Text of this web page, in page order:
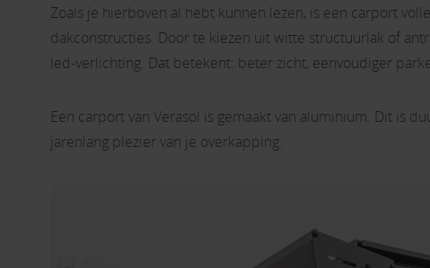
Zoals je hierboven al hebt kunnen lezen, is een carport
dakconstructies. Door te kiezen uit witte structuurlak of
led-verlichting. Dat betekent: beter zicht, eenvoudiger
Een carport van Verasol is gemaakt van aluminium. Dit is
jarenlang plezier van je overkapping.